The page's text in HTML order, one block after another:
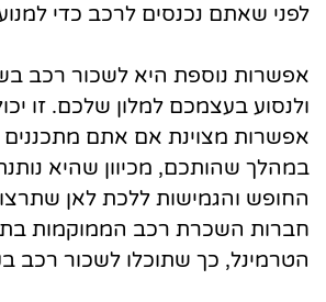
לפני שאתם נכנסים לרכב כדי
אפשרות נוספת היא לשכור רכב
ולנסוע בעצמכם למלון שלכם. זו
אפשרות מצוינת אם אתם
במהלך שהותכם, מכיוון שהיא
החופש והגמישות ללכת לאן
חברות השכרת רכב הממוקמות
הטרמינל, כך שתוכלו לשכור רכב